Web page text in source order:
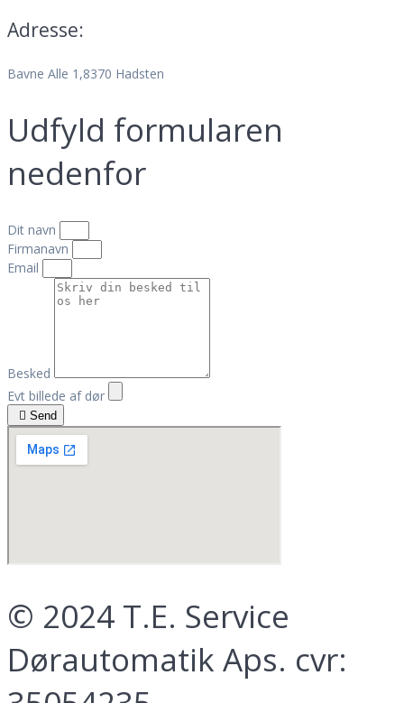
Adresse:
Bavne Alle 1,8370 Hadsten
Udfyld formularen
nedenfor
Dit navn
Firmanavn
Email
Besked
Evt billede af dør
Send
© 2024 T.E. Service
Dørautomatik Aps. cvr: